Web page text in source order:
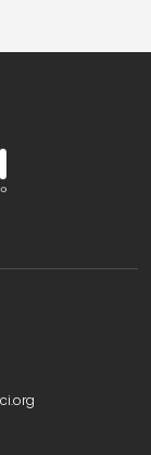
tab)tab)
new tab)
a new tab)